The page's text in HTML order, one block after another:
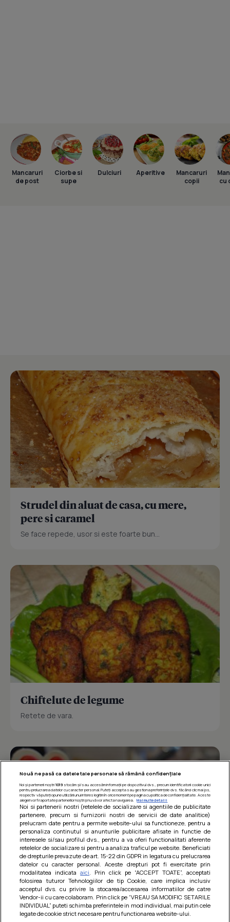
Mancaruri
de post
Ciorbe si
supe
Dulciuri Aperitive
Mancaruri
copii
cu
Strudel din aluat de casa, cu mere,
pere si caramel
Se face repede, usor si este foarte bun...
Chiftelute de legume
Retete de vara.
Barcute din vinete cu arpagic rosu
Un deliciu usor de preparat!
Nouă ne pasă ca datele tale personale să rămână confidențiale
Noi și partenerii noștri 1019stocăm și/sau accesăm informații pe dispozitivul dvs., precum identificatorii cookie unici
pentru prelucrarea datelor cu caracter personal. Puteți accepta sau gestiona preferințele dvs. făcând clic mai jos,
respectiv vă puteți opune utilizării unui interes legitim în orice moment pe pagina cu politica de confidențialitate. Aceste
alegeri vor fi raportate partenerilor noștri și nu vă vor afecta navigarea.
Mai multe detalii
Noi si partenerii nostri (retelele de socializare si agentiile de publicitate
partenere, precum si furnizorii nostri de servicii de date analitice)
prelucram date pentru a permite website-ului sa functioneze, pentru a
personaliza continutul si anunturile publicitare afisate in functie de
interesele si/sau profilul dvs., pentru a va oferi functionalitati aferente
retelelor de socializare si pentru a analiza traficul pe website. Beneficiati
de drepturile prevazute de art. 15-22 din GDPR in legatura cu prelucrarea
datelor cu caracter personal. Aceste drepturi pot fi exercitate prin
modalitatea indicataaici . Prin click pe “ACCEPT TOATE”, acceptati
folosirea tuturor Tehnologiilor de tip Cookie, care implica inclusiv
acceptul dvs. cu privire la stocarea/accesarea informatiilor de catre
Vendor-ii cu care colaboram. Prin click pe “VREAU SA MODIFIC SETARILE
INDIVIDUAL” puteti schimba preferintele in mod individual, mai putin cele
legate de cookie strict necesare pentru functionarea website-ului.